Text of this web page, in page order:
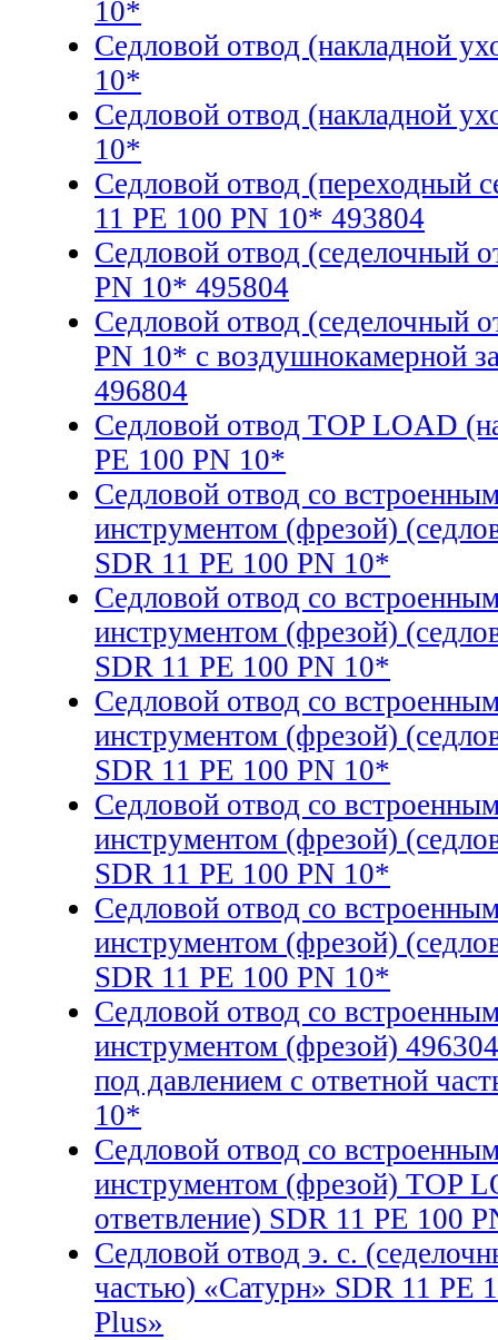
10*
Седловой отвод (накладной
10*
Седловой отвод (накладной
10*
Седловой отвод (переходный
11 PE 100 PN 10* 493804
Седловой отвод (седелочный
PN 10* 495804
Седловой отвод (седелочный
PN 10* с воздушнокамерной
496804
Седловой отвод TOP LOAD
PE 100 PN 10*
Седловой отвод со
инструментом (фрезой)
SDR 11 PE 100 PN 10*
Седловой отвод со
инструментом (фрезой)
SDR 11 PE 100 PN 10*
Седловой отвод со
инструментом (фрезой)
SDR 11 PE 100 PN 10*
Седловой отвод со
инструментом (фрезой)
SDR 11 PE 100 PN 10*
Седловой отвод со
инструментом (фрезой)
SDR 11 PE 100 PN 10*
Седловой отвод со
инструментом (фрезой)
под давлением с ответной
10*
Седловой отвод со
инструментом (фрезой) TOP
ответвление) SDR 11 PE 100
Седловой отвод э. с.
частью) «Сатурн» SDR 11 PE
Plus»